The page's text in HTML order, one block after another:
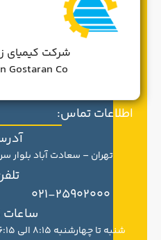
اطلاعات تماس:
تهران – سعادت آباد بلوار سرو غربی
021-25902000
ساعات
شنبه تا چهارشنبه 8:15 الی 16:15 پنجشنبه ها 8:15 الی 12:15
شرکت کیمیای
Gostaran Co